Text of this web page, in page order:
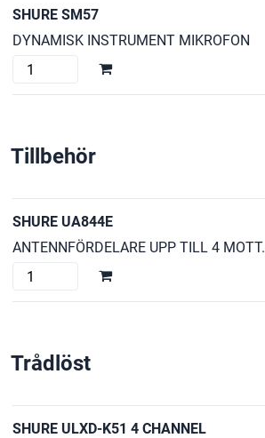
SHURE SM57
DYNAMISK INSTRUMENT MIKROFON
SHURE
Tillbehör
SHURE UA844E
ANTENNFÖRDELARE UPP TILL 4 MOTT.
SHURE
Trådlöst
SHURE ULXD-K51 4 CHANNEL